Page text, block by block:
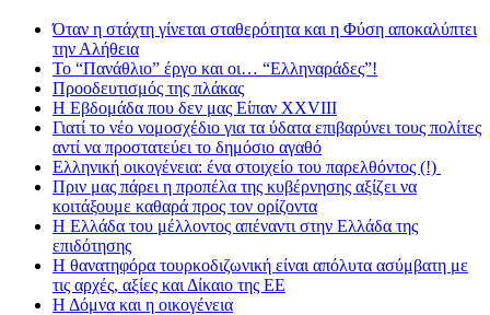
Όταν η στάχτη γίνεται σταθερότητα και η Φύση αποκαλύπτει
την Αλήθεια
Το “Πανάθλιο” έργο και οι… “Ελληναράδες”!
Προοδευτισμός της πλάκας
Η Εβδομάδα που δεν μας Είπαν XXVIII
Γιατί το νέο νομοσχέδιο για τα ύδατα επιβαρύνει τους πολίτες
αντί να προστατεύει το δημόσιο αγαθό
Ελληνική οικογένεια: ένα στοιχείο του παρελθόντος (!)
Πριν μας πάρει η προπέλα της κυβέρνησης αξίζει να
κοιτάξουμε καθαρά προς τον ορίζοντα
Η Ελλάδα του μέλλοντος απέναντι στην Ελλάδα της
επιδότησης
Η θανατηφόρα τουρκοδιζωνική είναι απόλυτα ασύμβατη με
τις αρχές, αξίες και Δίκαιο της ΕΕ
Η Δόμνα και η οικογένεια